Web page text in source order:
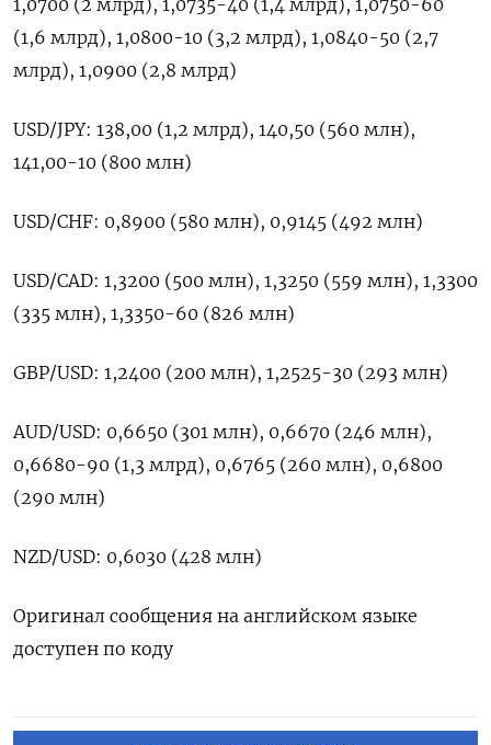
1,0700 (2 млрд), 1,0735-40 (1,4 млрд), 1,0750-60
(1,6 млрд), 1,0800-10 (3,2 млрд), 1,0840-50 (2,7
млрд), 1,0900 (2,8 млрд)
USD/JPY: 138,00 (1,2 млрд), 140,50 (560 млн),
141,00-10 (800 млн)
USD/CHF: 0,8900 (580 млн), 0,9145 (492 млн)
USD/CAD: 1,3200 (500 млн), 1,3250 (559 млн), 1,3300
(335 млн), 1,3350-60 (826 млн)
GBP/USD: 1,2400 (200 млн), 1,2525-30 (293 млн)
AUD/USD: 0,6650 (301 млн), 0,6670 (246 млн),
0,6680-90 (1,3 млрд), 0,6765 (260 млн), 0,6800
(290 млн)
NZD/USD: 0,6030 (428 млн)
Оригинал сообщения на английском языке
доступен по коду